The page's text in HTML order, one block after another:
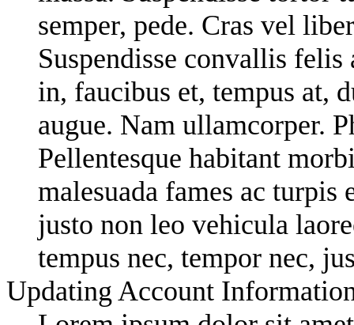
semper, pede. Cras vel
Suspendisse convallis
in, faucibus et, tempus at,
augue. Nam ullamcorper.
Pellentesque habitant
malesuada fames ac turpis
justo non leo vehicula
tempus nec, tempor nec,
Updating Account